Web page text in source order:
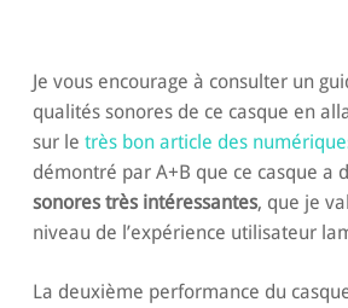
Je vous encourage à consulter un
qualités sonores de ce casque en
sur le très bon article des
démontré par A+B que ce casque a
sonores très intéressantes, que je
niveau de l’expérience utilisateur
La deuxième performance du